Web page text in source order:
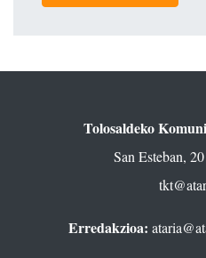
Tolosaldeko
San Esteban,
Erredakzioa: